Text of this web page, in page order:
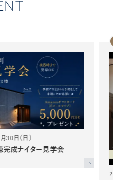
見学会
分譲住宅見学
2026年8月1日（